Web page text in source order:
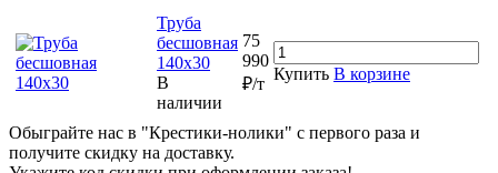
Труба
бесшовная
140х30
В
наличии
75
990
₽/т
Купить В корзине
Обыграйте нас в "Крестики-нолики" с первого раза и
получите скидку на доставку.